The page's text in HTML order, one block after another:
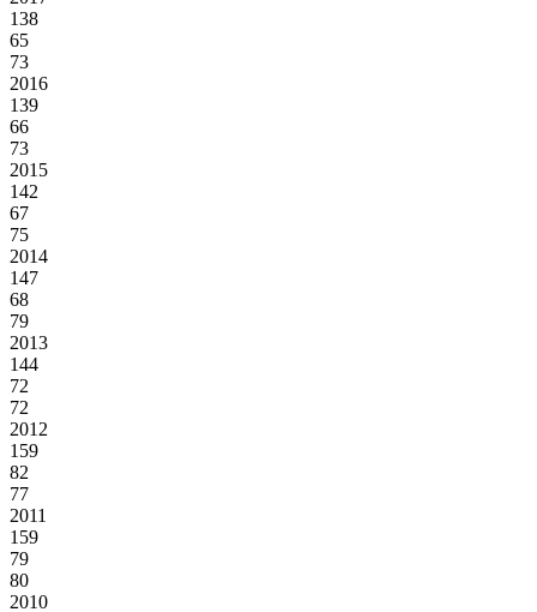
138
65
73
2016
139
66
73
2015
142
67
75
2014
147
68
79
2013
144
72
72
2012
159
82
77
2011
159
79
80
2010